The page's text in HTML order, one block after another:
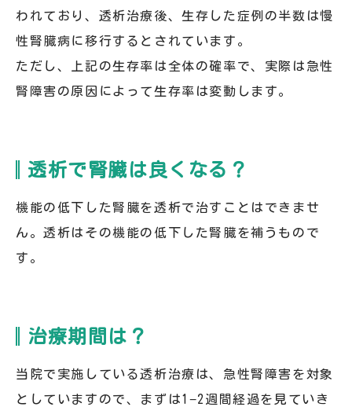
われており、透析治療後、生存した症例の半数は慢
性腎臓病に移行するとされています。
ただし、上記の生存率は全体の確率で、実際は急性
腎障害の原因によって生存率は変動します。
透析で腎臓は良くなる？
機能の低下した腎臓を透析で治すことはできませ
ん。透析はその機能の低下した腎臓を補うもので
す。
治療期間は？
当院で実施している透析治療は、急性腎障害を対象
としていますので、まずは1−2週間経過を見ていき